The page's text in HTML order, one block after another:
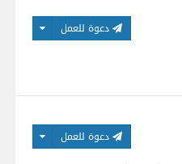
دعوة للعمل
دعوة للعمل